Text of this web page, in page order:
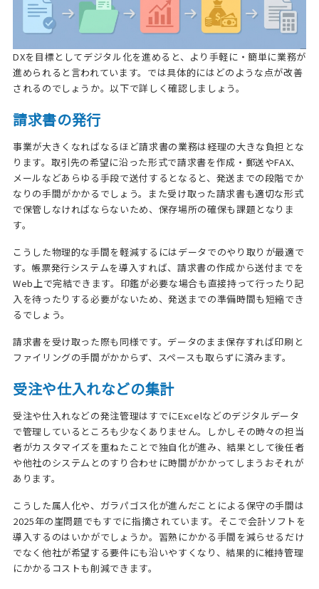
DXを目標としてデジタル化を進めると、より手軽に・簡単に業務が
進められると言われています。では具体的にはどのような点が改善
されるのでしょうか。以下で詳しく確認しましょう。
請求書の発行
事業が大きくなればなるほど請求書の業務は経理の大きな負担とな
ります。取引先の希望に沿った形式で請求書を作成・郵送やFAX、
メールなどあらゆる手段で送付するとなると、発送までの段階でか
なりの手間がかかるでしょう。また受け取った請求書も適切な形式
で保管しなければならないため、保存場所の確保も課題となりま
す。
こうした物理的な手間を軽減するにはデータでのやり取りが最適で
す。帳票発行システムを導入すれば、請求書の作成から送付までを
Web上で完結できます。印鑑が必要な場合も直接持って行ったり記
入を待ったりする必要がないため、発送までの準備時間も短縮でき
るでしょう。
請求書を受け取った際も同様です。データのまま保存すれば印刷と
ファイリングの手間がかからず、スペースも取らずに済みます。
受注や仕入れなどの集計
受注や仕入れなどの発注管理はすでにExcelなどのデジタルデータ
で管理しているところも少なくありません。しかしその時々の担当
者がカスタマイズを重ねたことで独自化が進み、結果として後任者
や他社のシステムとのすり合わせに時間がかかってしまうおそれが
あります。
こうした属人化や、ガラパゴス化が進んだことによる保守の手間は
2025年の崖問題でもすでに指摘されています。そこで会計ソフトを
導入するのはいかがでしょうか。習熟にかかる手間を減らせるだけ
でなく他社が希望する要件にも沿いやすくなり、結果的に維持管理
にかかるコストも削減できます。